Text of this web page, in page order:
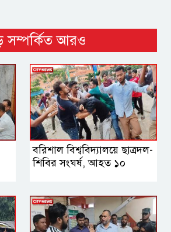
সম্পর্কিত আরও
বরিশাল বিশ্ববিদ্যালয়ে ছাত্রদল-
শিবির সংঘর্ষ, আহত ১০